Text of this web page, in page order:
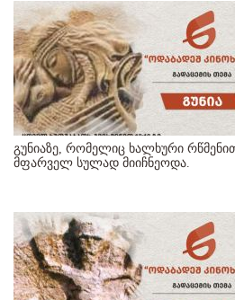
გუნიაზე, რომელიც ხალხური
მფარველ სულად მიიჩნეოდა.